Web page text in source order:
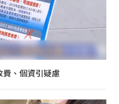
、個資引疑慮